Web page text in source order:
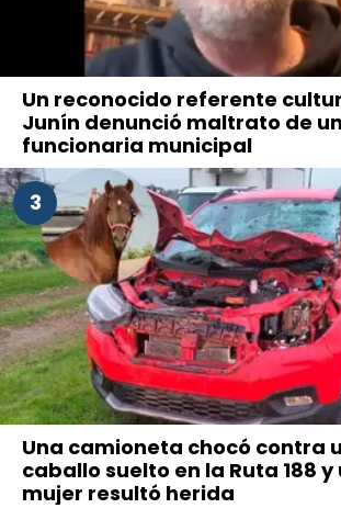
Un reconocido referente
Junín denunció maltrato de
funcionaria municipal
3
Una camioneta chocó contra
caballo suelto en la Ruta 188 y
mujer resultó herida